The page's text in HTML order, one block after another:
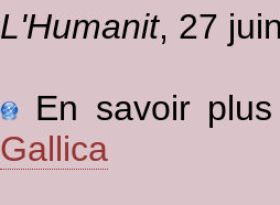
L'Humanit, 27
En savoir
Gallica